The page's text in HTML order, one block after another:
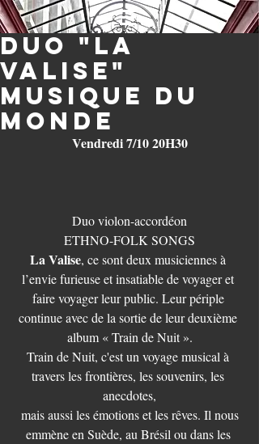
Duo "la
Valise"
musique du
monde
Vendredi 7/10 20H30
Duo violon-accordéon
ETHNO-FOLK SONGS
La Valise, ce sont deux musiciennes à
l’envie furieuse et insatiable de voyager et
faire voyager leur public. Leur périple
continue avec de la sortie de leur deuxième
album « Train de Nuit ».
Train de Nuit, c'est un voyage musical à
travers les frontières, les souvenirs, les
anecdotes,
emmène en Suède, au Brésil ou dans les